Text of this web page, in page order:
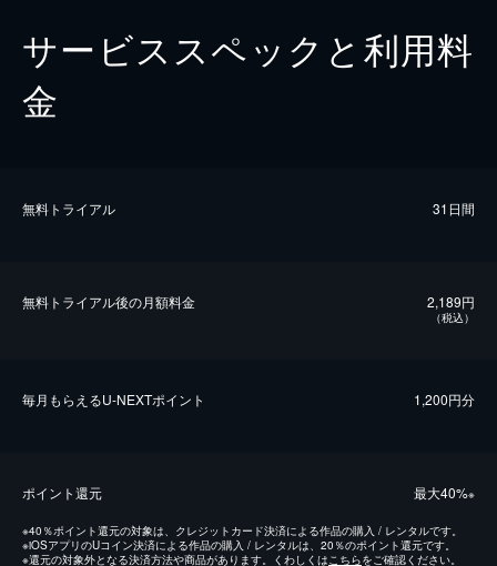
サービススペックと利用料
金
無料トライアル 31日間
無料トライアル後の⽉額料金 2,189円
（税込）
毎⽉もらえるU-NEXTポイント 1,200円分
ポイント還元 最⼤40%※
※40％ポイント還元の対象は、クレジットカード決済による作品の購入 / レンタルです。
※iOSアプリのUコイン決済による作品の購入 / レンタルは、20％のポイント還元です。
※還元の対象外となる決済方法や商品があります。くわしくはこちらをご確認ください。